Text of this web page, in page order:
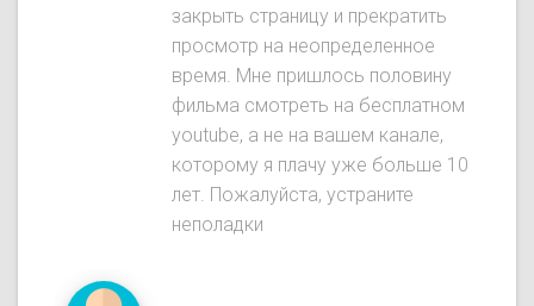
закрыть страницу и прекратить
просмотр на неопределенное
время. Мне пришлось половину
фильма смотреть на бесплатном
youtube, а не на вашем канале,
которому я плачу уже больше 10
лет. Пожалуйста, устраните
неполадки